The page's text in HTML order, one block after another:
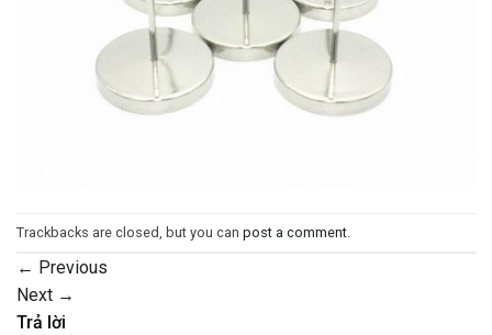
Trackbacks are closed, but you can post a comment
← Previous
Next →
Trả lời